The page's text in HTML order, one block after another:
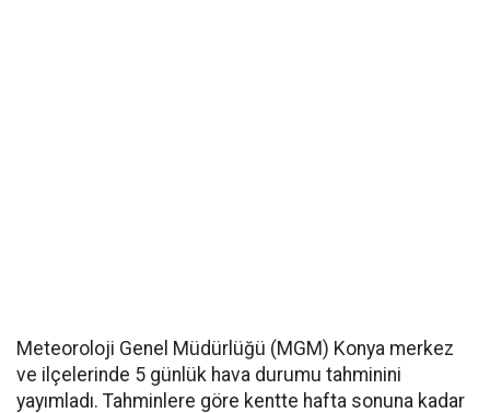
Meteoroloji Genel Müdürlüğü (MGM) Konya merkez
ve ilçelerinde 5 günlük hava durumu tahminini
yayımladı. Tahminlere göre kentte hafta sonuna kadar